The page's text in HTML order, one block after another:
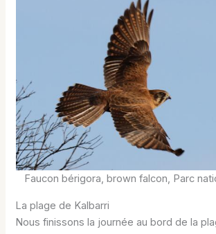
Faucon bérigora, brown falcon, Parc
La plage de Kalbarri
Nous finissons la journée au bord de la